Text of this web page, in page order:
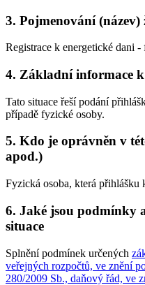
3. Pojmenování (název)
Registrace k energetické dani -
4. Základní informace
Tato situace řeší podání
případě fyzické osoby.
5. Kdo je oprávněn v
apod.)
Fyzická osoba, která přihlášku
6. Jaké jsou podmínky
situace
Splnění podmínek určených
veřejných rozpočtů, ve znění
280/2009 Sb., daňový řád, ve